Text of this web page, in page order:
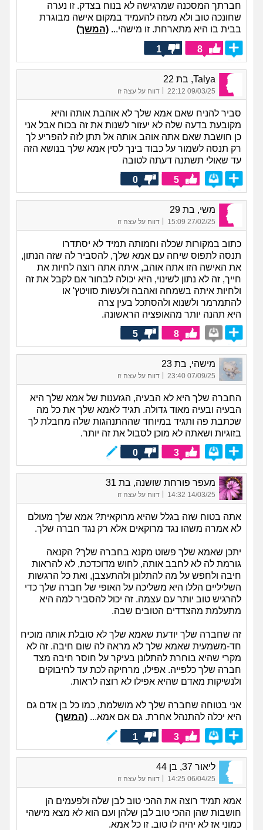
חברתך המסכנה שמרגישה לא בנוח בצדק. זו נערה
שחונכה טוב ולא מעזה להעמיד במקום אישה מבוגרת
בבית בו היא מתארחת. זו מישהי... (המשך)
8
1
Talya, בת 22
09/03/25 22:12
| דווח על עצה זו
סביר להניח שאם אמא שלך לא אוהבת אותה והיא
מקובעת בדעה שלה לא יעזור לשנות את זה בכוח אבל אני
כן חושבת שאם אתה אוהב אותה אל תתן לזה להפריע לך
רק תנסה לשמור על כבוד בינך לסין אמא שלך בנושא הזה
עד שאולי תשתנה דעתה לטובה
5
0
משי, בת 29
27/02/25 15:09
| דווח על עצה זו
כתוב במקורות שכלה וחמותה תמיד לא יסתדרו
תנסה לתפוס שיחה עם אמא שלך, להסביר לה שזה הנתון,
את האישה הזו אתה אוהב, איתה אתה רוצה לחיות את
חייך, זה לא נתון לשינוי, היא יכולה לבחור אם לקבל את זה
ולחיות איתה בשמחה ואהבה ולעשות סוויטץ' או
להתמרמר ולשנוא ולהסתכל בעין צרה
היא תהנה יותר מהאופציה הראשונה.
8
5
מישהי, בת 23
07/09/25 23:40 דווח על עצה זו
החברה שלך היא לא הבעיה, הגזענות של אמא שלך היא
הבעיה ובעיה מאוד גדולה. תגיד לאמא שלך את כל מה
שכתבת פה ותגיד במיוחד שההתנהגות שלה מחבלת לך
בזוגיות ושאתה לא מוכן לסבול את זה יותר.
3
0
מעפר פורחת שושנה, בת 31
14/03/25 14:32 דווח על עצה זו
אתה בטוח שזה בגלל שהיא מרוקאית? אמא שלך מעולם
לא אמרה משהו נגד מרוקאים אלא רק נגד חברה שלך.
יתכן שאמא שלך פשוט מקנא בחברה שלך? הקנאה
גורמת לה לא לחבב אותה, לחוש מדוכדכת, לא להראות
חיבה ולחפש על מה להתלונן ולהתעצבן, ואת כל הרגשות
השליליים הללו היא משליכה על האופי של חברה שלך כדי
להרגיש טוב יותר עם עצמה. זה יכול להסביר למה היא
מתעלמת מהצדדים הטובים שבה.
זה שחברה שלך יודעת שאמא שלך לא סובלת אותה מוכיח
חד-משמעית שאמא שלך לא מראה לה שום חיבה. זה לא
מקרי שהיא בוחרת להתלונן בעיקר על חוסר חיבה מצד
חברה שלך כלפייה. אפילו, מרחיקה לכת עד לחיבוקים
ולנשיקות מאדם שהיא אפילו לא רוצה לראות.
אני בטוחה שחברה שלך לא מושלמת, כמו כל בן אדם גם
היא יכלה להתנהל אחרת. גם אם אמא... (המשך)
3
1
ליאור 37, בן 44
06/04/25 14:25
| דווח על עצה זו
אמא תמיד רוצה את ההכי טוב לבן שלה ולפעמים הן
חושבות שהן ההכי טוב לבן שלהן ועם הוא לא מצא מישהי
כמוני אז לא יהיה לו טוב. זו כל אמא.